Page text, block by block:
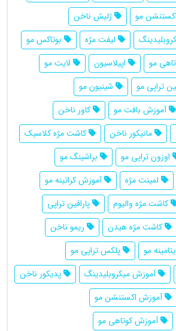
اکستنشن مو
ژلیش ناخن
لیفت مژه
بوتاکس مو
مو اپیلاسیون
لایت مو
تراپی مو
شینیون مو
آموزش بافت مو
کاور ناخن
مانیکور ناخن
کاشت مژه کلاسیک
اوزون تراپی مو
براشینگ مو
لمینت مژه
آموزش کراتینه مو
کاشت مژه والیوم
پارافین تراپی
کاشت مژه هیدن
ریمو ناخن
مو
پلکس تراپی مو
آموزش میکروبلیدینگ
پدیکور ناخن
آموزش اکستنشن مو
آموزش کوتاهی مو